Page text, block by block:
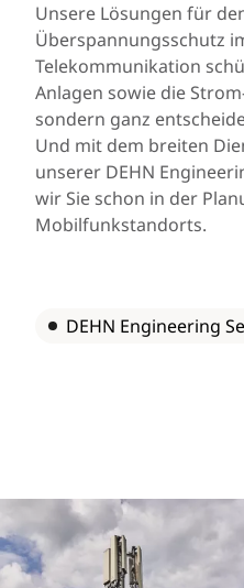
Unsere Lösungen für
Überspannungsschutz
Telekommunikation
Anlagen sowie die
sondern ganz
Und mit dem breiten
unserer DEHN
wir Sie schon in der
Mobilfunkstandorts.
DEHN Engineering